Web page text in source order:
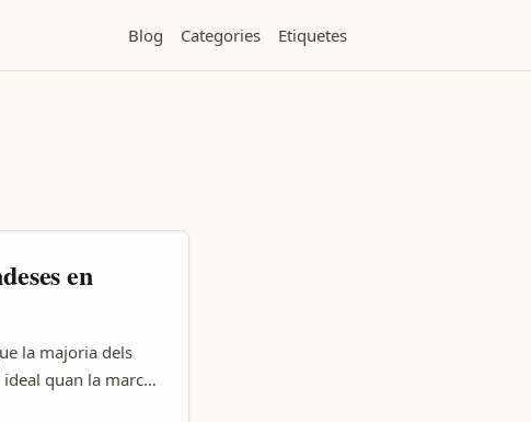
Blog Categories Etiquetes
en
la majoria dels
quan la marca